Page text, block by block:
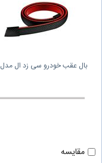
بال عقب خودرو سی زد ال مدل FC1
مقایسه